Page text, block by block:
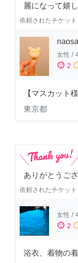
麗になって嬉
依頼されたチケット
女性 /
sentiment_satisfied 2
【マスカット
東京都
ありがとうご
依頼されたチケット
女性 /
sentiment_satisfied 2
浴衣、着物の